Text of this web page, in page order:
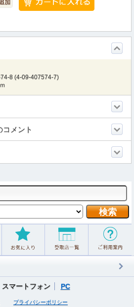
8 (4-09-407574-7)
コメント
スマートフォン PC
プライバシーポリシー